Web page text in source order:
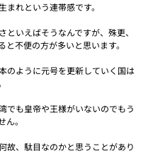
まれという連帯感です。
といえばそうなんですが、殊更、
と不便の方が多いと思います。
のように元号を更新していく国は
でも皇帝や王様がいないのでもう
。
故、駄目なのかと思うことがあり